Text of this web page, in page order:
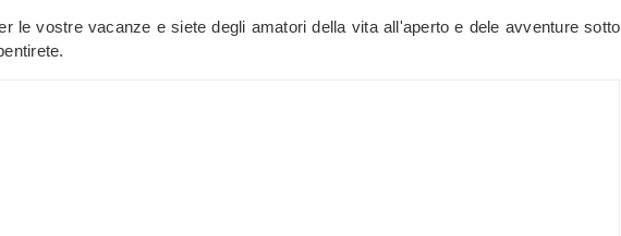
le vostre vacanze e siete degli amatori della vita all'aperto e dele avventure sotto